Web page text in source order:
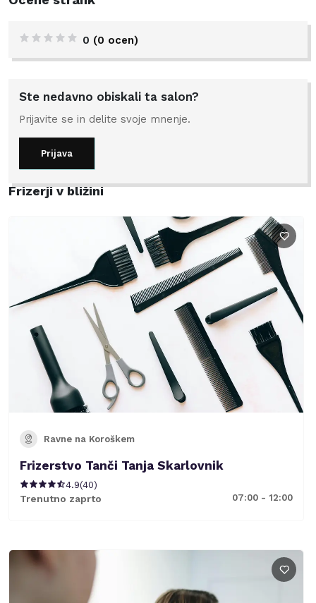
0 (0 ocen)
Ste nedavno obiskali ta salon?
Prijavite se in delite svoje mnenje.
Prijava
Frizerji v bližini
Ravne na Koroškem
Frizerstvo Tanči Tanja Skarlovnik
4.9(40)
Trenutno zaprto 07:00 - 12:00